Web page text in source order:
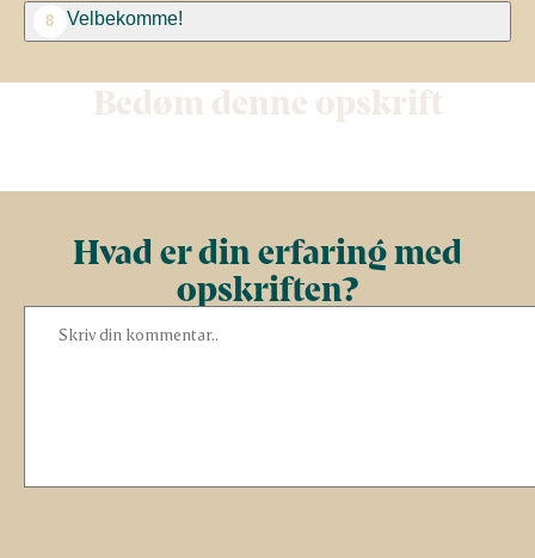
8 Velbekomme!
Bedøm denne opskrift
Hvad er din erfaring med
opskriften?